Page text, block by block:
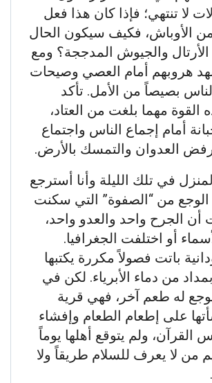
لا تنتهي؛ فإذا كان هذا فعل
الأوباش، فكيف سيكون الحال
والجيوش المدججة؟ ومع
هروبهم أمام العصي وصيحات
بصيصاً من الأمل. تأكد
القوة مهما بلغت من العتاد،
أمام إجماع الناس واجتماع
العدوان والتمسك بالأرض.
في تلك الليلة وأنا أسترجع
من “الصفوة” التي سكنت
أن الجرح واحد والعدو واحد،
أو اختلفت الجغرافيا.
باتت فصولاً مكررة يكتبها
من دماء الأبرياء. لكن في
له طعم آخر، فهي قرية
على إطعام الطعام وإفشاء
القرآن، ولم يتوقع أهلها يوماً
من لا يعرف للسلام طريقاً ولا